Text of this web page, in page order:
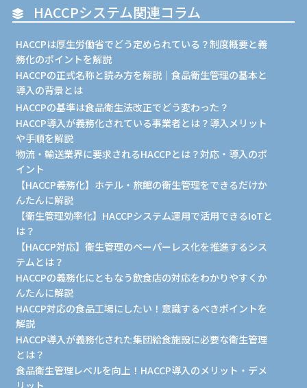
HACCPシステム関連コラム
HACCPは厚生労働省でどう定められている？制度概要と義
務化のポイントを解説
HACCPの正式名称と読み方を解説｜食品衛生管理の基本と
導入の背景とは
HACCPの基準は食品衛生法改正でどう変わった？
HACCP導入が義務化されている事業者とは？導入メリット
や手順を解説
物流・輸送業界に要求されるHACCPとは？対応・導入のポ
イント
【HACCP義務化】ホテル・旅館の衛生管理をできるだけか
んたんに解説
【衛生管理効率化】HACCPシステム運用で活用できるIoTと
は？
【HACCP対応】衛生管理のペーパーレス化を推進するシス
テムとは？
HACCPの義務化にともなう飲食店の対応をわかりやすくか
んたんに解説
HACCP対応の食品工場にしたい！意識するべきポイントを
解説
HACCP導入が義務化された集団給食施設に必要な衛生管理
とは？
食品衛生管理レベルを向上！HACCP導入のメリット・デメ